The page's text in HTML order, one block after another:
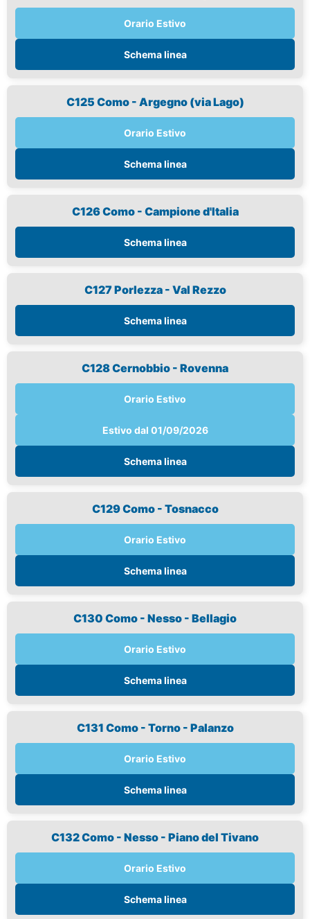
Orario Estivo
Schema linea
C125 Como - Argegno (via Lago)
Orario Estivo
Schema linea
C126 Como - Campione d'Italia
Schema linea
C127 Porlezza - Val Rezzo
Schema linea
C128 Cernobbio - Rovenna
Orario Estivo
Estivo dal 01/09/2026
Schema linea
C129 Como - Tosnacco
Orario Estivo
Schema linea
C130 Como - Nesso - Bellagio
Orario Estivo
Schema linea
C131 Como - Torno - Palanzo
Orario Estivo
Schema linea
C132 Como - Nesso - Piano del Tivano
Orario Estivo
Schema linea